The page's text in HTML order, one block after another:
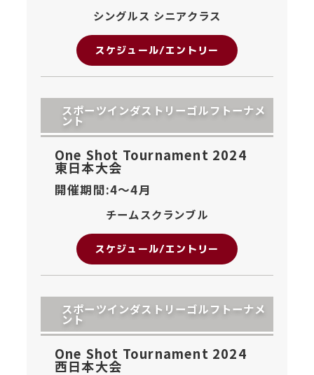
シングルス シニアクラス
スケジュール/エントリー
スポーツインダストリーゴルフトーナメ
ント
One Shot Tournament 2024
東日本大会
開催期間:4〜4月
チームスクランブル
スケジュール/エントリー
スポーツインダストリーゴルフトーナメ
ント
One Shot Tournament 2024
西日本大会